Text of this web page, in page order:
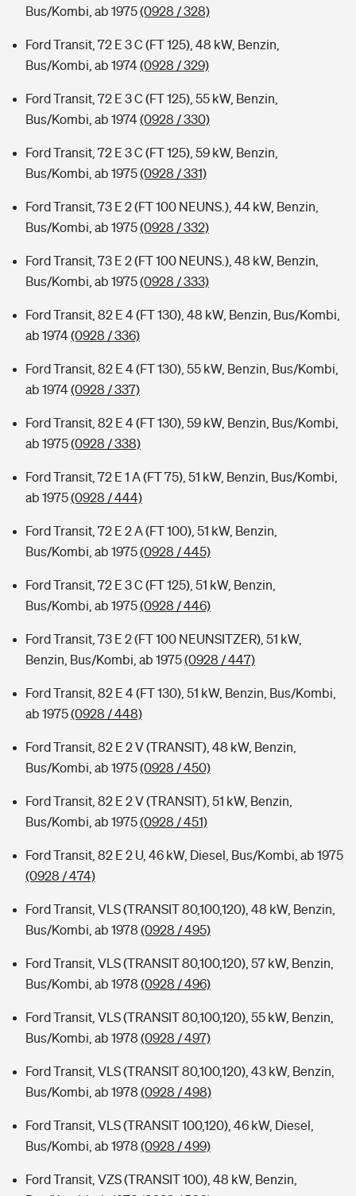
Bus/Kombi, ab 1975(0928 / 328)
Ford Transit, 72 E 3 C (FT 125), 48 kW, Benzin,
Bus/Kombi, ab 1974(0928 / 329)
Ford Transit, 72 E 3 C (FT 125), 55 kW, Benzin,
Bus/Kombi, ab 1974(0928 / 330)
Ford Transit, 72 E 3 C (FT 125), 59 kW, Benzin,
Bus/Kombi, ab 1975(0928 / 331)
Ford Transit, 73 E 2 (FT 100 NEUNS.), 44 kW, Benzin,
Bus/Kombi, ab 1975(0928 / 332)
Ford Transit, 73 E 2 (FT 100 NEUNS.), 48 kW, Benzin,
Bus/Kombi, ab 1975(0928 / 333)
Ford Transit, 82 E 4 (FT 130), 48 kW, Benzin, Bus/Kombi,
ab 1974(0928 / 336)
Ford Transit, 82 E 4 (FT 130), 55 kW, Benzin, Bus/Kombi,
ab 1974(0928 / 337)
Ford Transit, 82 E 4 (FT 130), 59 kW, Benzin, Bus/Kombi,
ab 1975(0928 / 338)
Ford Transit, 72 E 1 A (FT 75), 51 kW, Benzin, Bus/Kombi,
ab 1975(0928 / 444)
Ford Transit, 72 E 2 A (FT 100), 51 kW, Benzin,
Bus/Kombi, ab 1975(0928 / 445)
Ford Transit, 72 E 3 C (FT 125), 51 kW, Benzin,
Bus/Kombi, ab 1975(0928 / 446)
Ford Transit, 73 E 2 (FT 100 NEUNSITZER), 51 kW,
Benzin, Bus/Kombi, ab 1975(0928 / 447)
Ford Transit, 82 E 4 (FT 130), 51 kW, Benzin, Bus/Kombi,
ab 1975(0928 / 448)
Ford Transit, 82 E 2 V (TRANSIT), 48 kW, Benzin,
Bus/Kombi, ab 1975(0928 / 450)
Ford Transit, 82 E 2 V (TRANSIT), 51 kW, Benzin,
Bus/Kombi, ab 1975(0928 / 451)
Ford Transit, 82 E 2 U, 46 kW, Diesel, Bus/Kombi, ab 1975
(0928 / 474)
Ford Transit, VLS (TRANSIT 80,100,120), 48 kW, Benzin,
Bus/Kombi, ab 1978 (0928 / 495)
Ford Transit, VLS (TRANSIT 80,100,120), 57 kW, Benzin,
Bus/Kombi, ab 1978 (0928 / 496)
Ford Transit, VLS (TRANSIT 80,100,120), 55 kW, Benzin,
Bus/Kombi, ab 1978 (0928 / 497)
Ford Transit, VLS (TRANSIT 80,100,120), 43 kW, Benzin,
Bus/Kombi, ab 1978 (0928 / 498)
Ford Transit, VLS (TRANSIT 100,120), 46 kW, Diesel,
Bus/Kombi, ab 1978 (0928 / 499)
Ford Transit, VZS (TRANSIT 100), 48 kW, Benzin,